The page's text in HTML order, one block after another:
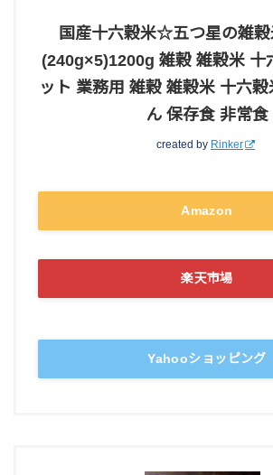
国産十六穀米☆五つ星の雑
(240g×5)1200g 雑穀 雑穀米 十
ット 業務用 雑穀 雑穀米 十六
ん 保存食 非常食
created by Rinker
Amazon
楽天市場
Yahooショッピング